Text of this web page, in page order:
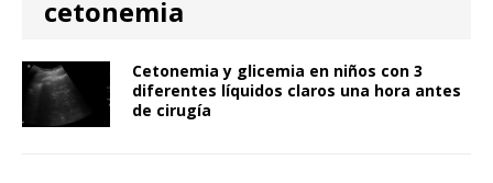
cetonemia
Cetonemia y glicemia en niños con 3
diferentes líquidos claros una hora antes
de cirugía